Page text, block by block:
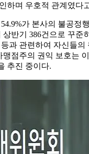
하며 우호적 관계였다
가 본사의 불공
상반기 386건으로 꾸
과 관련하여 자신들
점주의 권익 보호는
추진 중이다.